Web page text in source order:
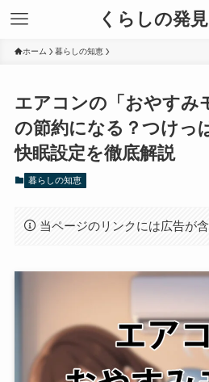
くらしの発
ホーム 暮らしの知恵
エアコンの「おやすみ
の節約になる？つけっ
快眠設定を徹底解説
暮らしの知恵
当ページのリンクには広告が含